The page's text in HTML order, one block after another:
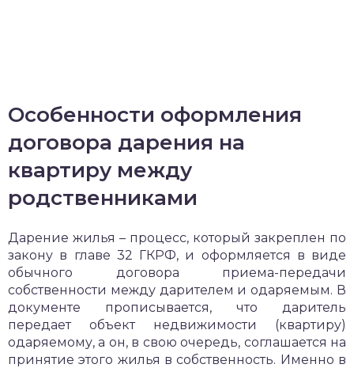
Особенности оформления
договора дарения на
квартиру между
родственниками
Дарение жилья – процесс, который закреплен по
закону в главе 32 ГКРФ, и оформляется в виде
обычного договора приема-передачи
собственности между дарителем и одаряемым. В
документе прописывается, что даритель
передает объект недвижимости (квартиру)
одаряемому, а он, в свою очередь, соглашается на
принятие этого жилья в собственность. Именно в